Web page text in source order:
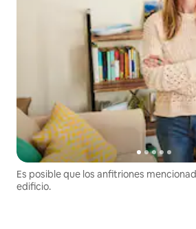
Es posible que los anfitriones
edificio.